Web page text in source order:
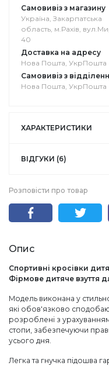
Самовивіз з магазину
Україна, Закарпатська
область, м.Рахів,
40
Доставка на адресу
Нова Пошта, УкрПошта
Самовивіз з
Нова Пошта, УкрПошта
ХАРАКТЕРИСТИКИ
ВІДГУКИ (6)
Розповісти про товар
Опис
Спортивні кросівки
Фірмове дитяче взуття
Модель виконана у
які обов'язково
розроблені з
стопи, забезпечуючи
усього дня.
Легка та гнучка підошва